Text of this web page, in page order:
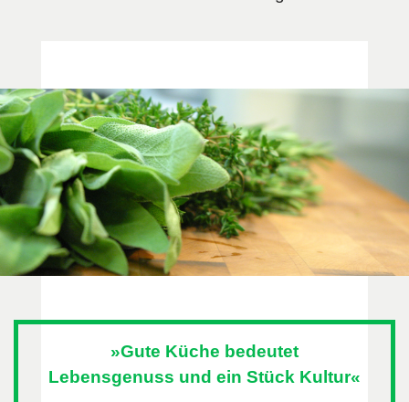
»Gute Küche bedeutet
Lebensgenuss und ein Stück Kultur«